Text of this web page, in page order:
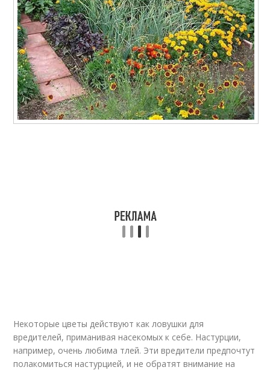
Некоторые цветы действуют как ловушки для
вредителей, приманивая насекомых к себе. Настурции,
например, очень любима тлей. Эти вредители предпочтут
полакомиться настурцией, и не обратят внимание на